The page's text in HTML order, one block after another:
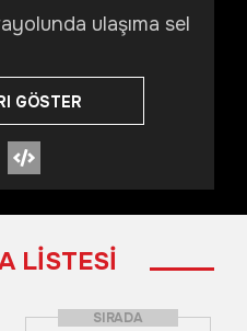
ulaşıma sel
GÖSTER
LİSTESİ
SIRADA